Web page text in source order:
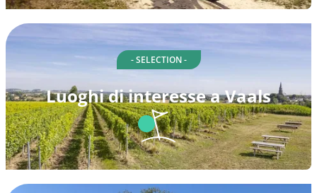
- SELECTION -
Luoghi di interesse a Vaals